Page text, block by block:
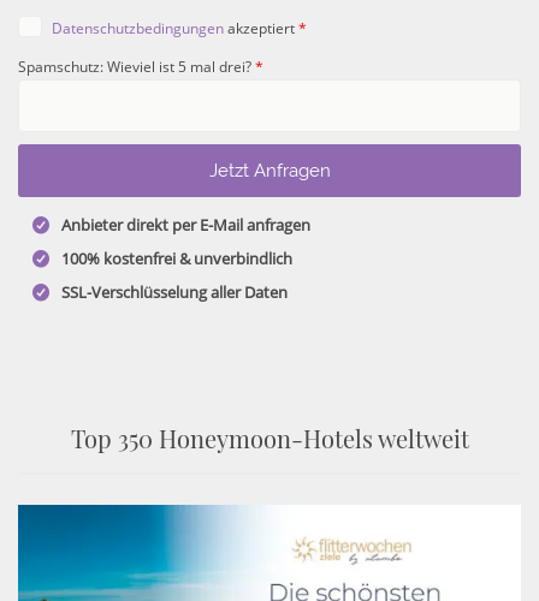
Datenschutzbedingungenakzeptiert*
Spamschutz: Wieviel ist 5 mal drei?*
Anbieter direkt per E-Mail anfragen
100% kostenfrei & unverbindlich
SSL-Verschlüsselung aller Daten
Top 350 Honeymoon-Hotels weltweit